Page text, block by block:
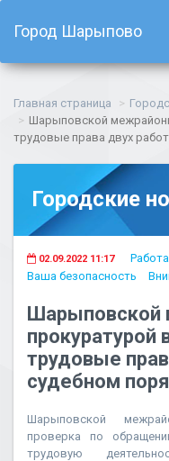
Город Шарыпово
Главная страница
Шарыповской
трудовые права двух
Городские
02.09.2022 11:17
Ваша безопасность
Шарыповской
прокуратурой
трудовые
судебном
Шарыповской
проверка по
трудовую